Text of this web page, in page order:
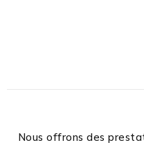
Nous offrons des